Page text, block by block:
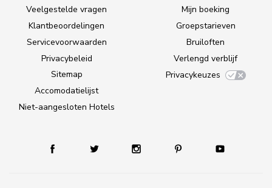
Veelgestelde vragen
Klantbeoordelingen
Servicevoorwaarden
Privacybeleid
Sitemap
Accomodatielijst
Niet-aangesloten Hotels
Mijn boeking
Groepstarieven
Bruiloften
Verlengd verblijf
Privacykeuzes